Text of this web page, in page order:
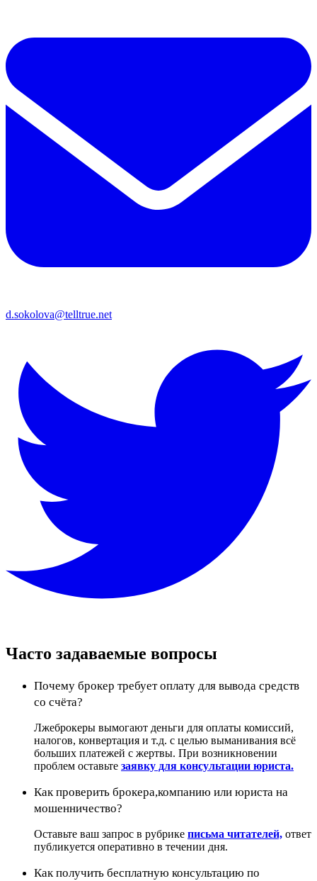
d.sokolova@telltrue.net
Часто задаваемые вопросы
Почему брокер требует оплату для вывода средств
со счёта?
Лжеброкеры вымогают деньги для оплаты комиссий,
налогов, конвертация и т.д. с целью выманивания всё
больших платежей с жертвы. При возникновении
проблем оставьте заявку для консультации юриста.
Как проверить брокера,компанию или юриста на
мошенничество?
Оставьте ваш запрос в рубрике письма читателей, ответ
публикуется оперативно в течении дня.
Как получить бесплатную консультацию по